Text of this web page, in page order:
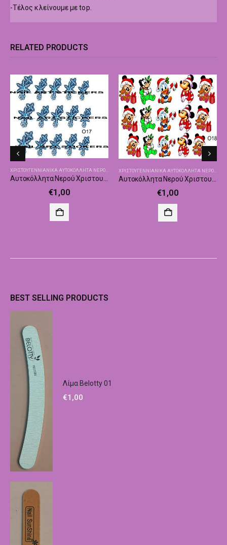
-Τέλος κλείνουμε με top.
RELATED PRODUCTS
ΧΡΙΣΤΟΥΓΕΝΝΙΆΤΙΚΑ ΑΥΤΟΚΌΛΛΗΤΑ - ΔΙΑΚΟΣΜΗΤΙΚΆ
ΧΡΙΣΤΟΥΓΕΝΝΙΑΝΙΚΑ ΑΥΤΟΚΌΛΛΗΤΑ ΝΕΡΟΎ, ΧΡΙΣΤΟΥΓΕΝΝΙΆΤΙΚΑ ΑΥΤΟΚΌΛΛΗΤΑ -
Αυτοκόλλητα Νερού Χριστουγεννιάτικα Nailswalk Ο17
€1,00 €1,00
BEST SELLING PRODUCTS
Λίμα Belotty 01
€1,00